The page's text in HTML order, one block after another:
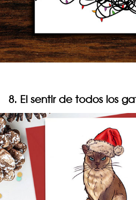
8. El sentir de todos los